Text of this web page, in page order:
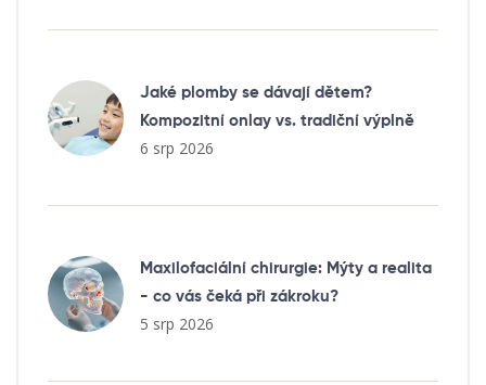
Jaké plomby se dávají dětem?
Kompozitní onlay vs. tradiční výplně
6 srp 2026
Maxilofaciální chirurgie: Mýty a realita
- co vás čeká při zákroku?
5 srp 2026